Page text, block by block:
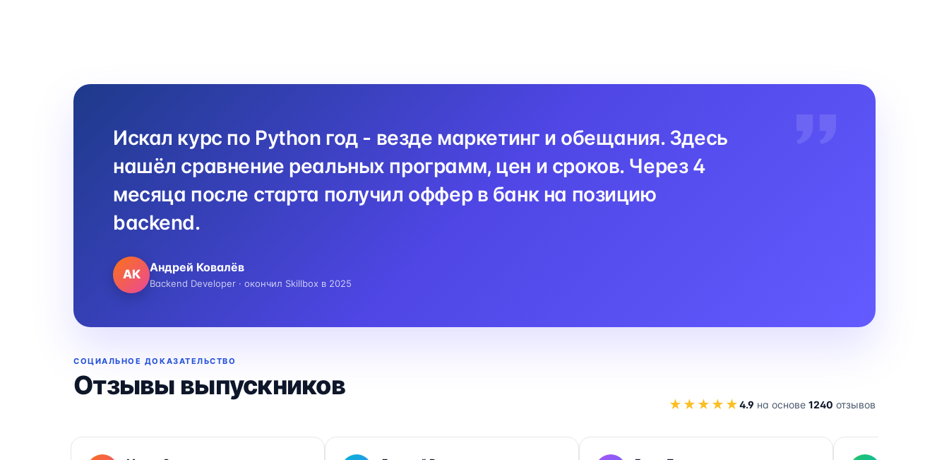
Искал курс по Python год - везде маркетинг и обещания. Здесь
нашёл сравнение реальных программ, цен и сроков. Через 4
месяца после старта получил оффер в банк на позицию
backend.
АК Андрей Ковалёв
Backend Developer · окончил Skillbox в 2025
СОЦИАЛЬНОЕ ДОКАЗАТЕЛЬСТВО
Отзывы выпускников
★★★★★4.9 на основе 1240 отзывов